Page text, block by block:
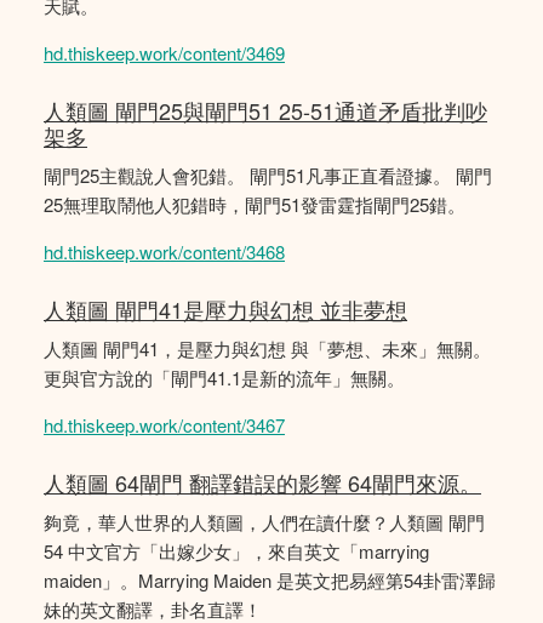
天賦。
hd.thiskeep.work/content/3469
人類圖 閘門25與閘門51 25-51通道矛盾批判吵
架多
閘門25主觀說人會犯錯。 閘門51凡事正直看證據。 閘門
25無理取鬧他人犯錯時，閘門51發雷霆指閘門25錯。
hd.thiskeep.work/content/3468
人類圖 閘門41是壓力與幻想 並非夢想
人類圖 閘門41，是壓力與幻想 與「夢想、未來」無關。
更與官方說的「閘門41.1是新的流年」無關。
hd.thiskeep.work/content/3467
人類圖 64閘門 翻譯錯誤的影響 64閘門來源。
夠竟，華人世界的人類圖，人們在讀什麼？人類圖 閘門
54 中文官方「出嫁少女」，來自英文「marrying
maiden」。Marrying Maiden 是英文把易經第54卦雷澤歸
妹的英文翻譯，卦名直譯！